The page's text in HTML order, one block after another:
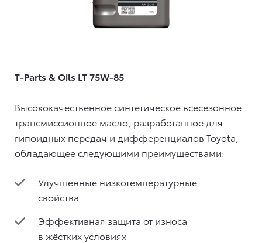
T-Parts & Oils LT 75W-85
Высококачественное синтетическое всесезонное
трансмиссионное масло, разработанное для
гипоидных передач и дифференциалов Toyota,
обладающее следующими преимуществами:
Улучшенные низкотемпературные
свойства
Эффективная защита от износа
в жёстких условиях